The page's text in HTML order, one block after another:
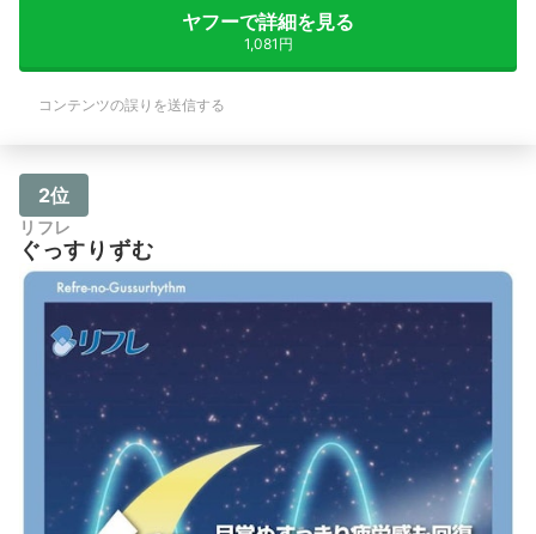
ヤフーで詳細を見る
1,081円
コンテンツの誤りを送信する
2位
リフレ
ぐっすりずむ